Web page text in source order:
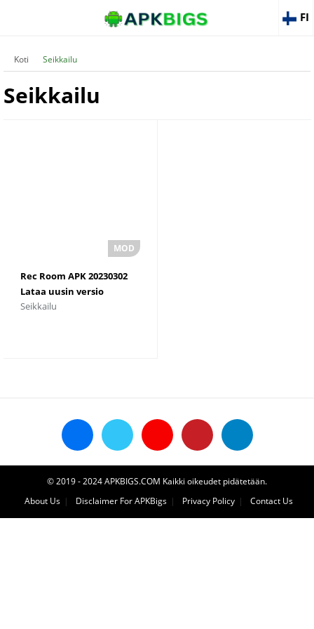
FI
Koti Seikkailu
Seikkailu
Rec Room APK 20230302
Lataa uusin versio
Seikkailu
© 2019 - 2024 APKBIGS.COM Kaikki oikeudet pidätetään.
About Us
Disclaimer For APKBigs Privacy Policy Contact Us